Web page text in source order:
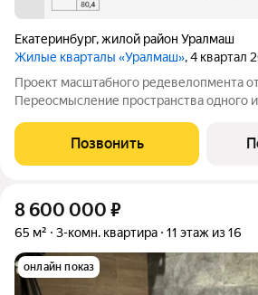
Екатеринбург,жилой район Уралмаш
Жилые кварталы «Уралмаш», 4 квартал
Проект масштабного редевелопмента
Переосмысление пространства одного
рождается ультрасовременный район с
доминантами, продуманным
Позвонить
8 600 000 ₽
65 м² 3-комн. квартира 11 этаж из 16
онлайн показ